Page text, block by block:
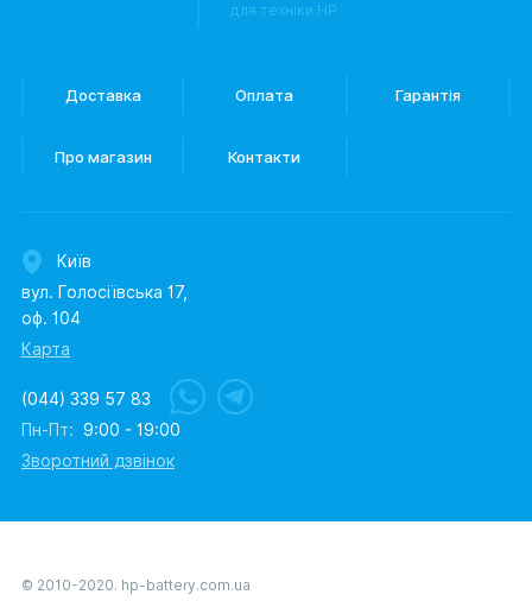
для техніки HP
Доставка Оплата Гарантія
Про магазин Контакти
Київ
вул. Голосіївська 17,
оф. 104
Карта
(044) 339 57 83
Пн-Пт: 9:00 - 19:00
Зворотний дзвінок
© 2010-2020. hp-battery.com.ua